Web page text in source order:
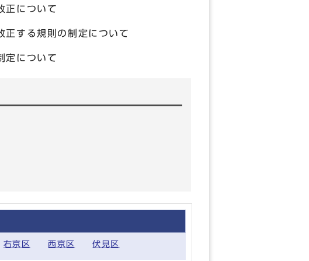
正について
正する規則の制定について
定について
右京区 西京区 伏見区